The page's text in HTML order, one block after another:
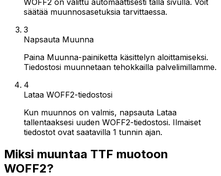
säätää muunnosasetuksia tarvittaessa.
3
Napsauta Muunna
Paina Muunna-painiketta käsittelyn aloittamiseksi.
Tiedostosi muunnetaan tehokkailla palvelimillamme.
4
Lataa WOFF2-tiedostosi
Kun muunnos on valmis, napsauta Lataa
tallentaaksesi uuden WOFF2-tiedostosi. Ilmaiset
tiedostot ovat saatavilla 1 tunnin ajan.
Miksi muuntaa TTF muotoon
WOFF2?